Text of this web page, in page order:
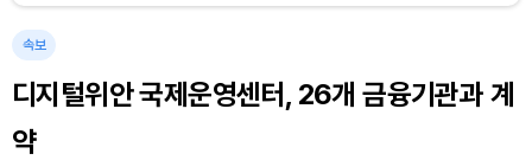
BNB (BNB) ₩842,779(-0.11%)
속보
디지털위안 국제운영센터, 26개 금융기관과 계
약